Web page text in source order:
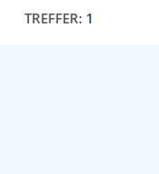
TREFFER: 1